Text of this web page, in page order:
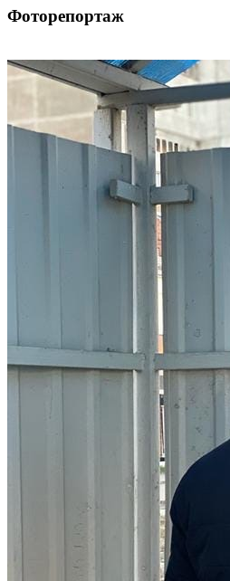
Фоторепортаж